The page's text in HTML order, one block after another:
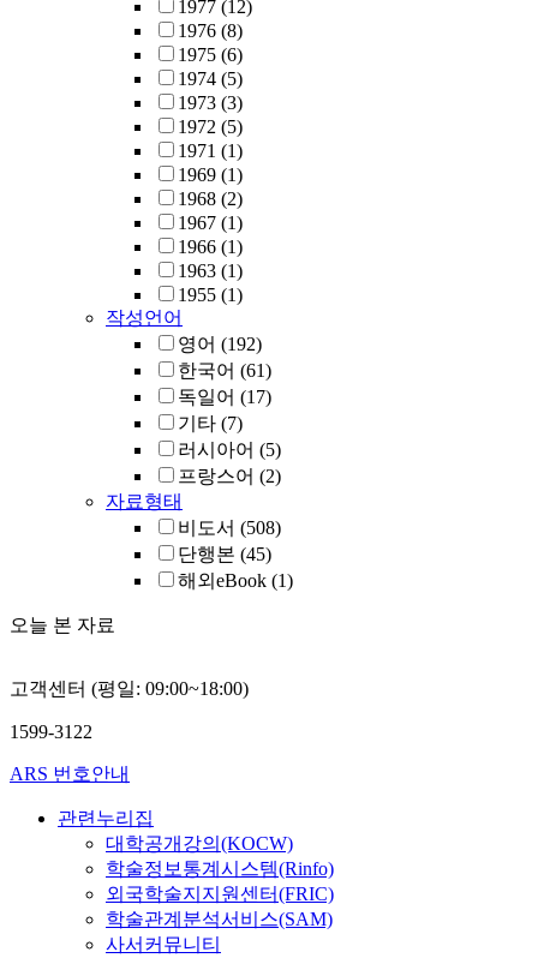
1977 (12)
1976 (8)
1975 (6)
1974 (5)
1973 (3)
1972 (5)
1971 (1)
1969 (1)
1968 (2)
1967 (1)
1966 (1)
1963 (1)
1955 (1)
작성언어
영어 (192)
한국어 (61)
독일어 (17)
기타 (7)
러시아어 (5)
프랑스어 (2)
자료형태
비도서 (508)
단행본 (45)
해외eBook (1)
오늘 본 자료
고객센터 (평일: 09:00~18:00)
1599-3122
ARS 번호안내
관련누리집
대학공개강의(KOCW)
학술정보통계시스템(Rinfo)
외국학술지지원센터(FRIC)
학술관계분석서비스(SAM)
사서커뮤니티